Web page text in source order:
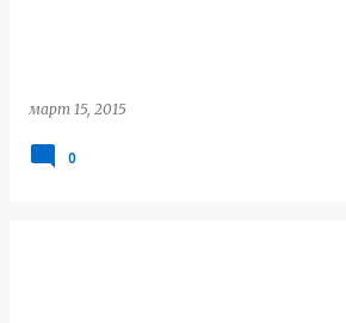
март 15, 2015
0